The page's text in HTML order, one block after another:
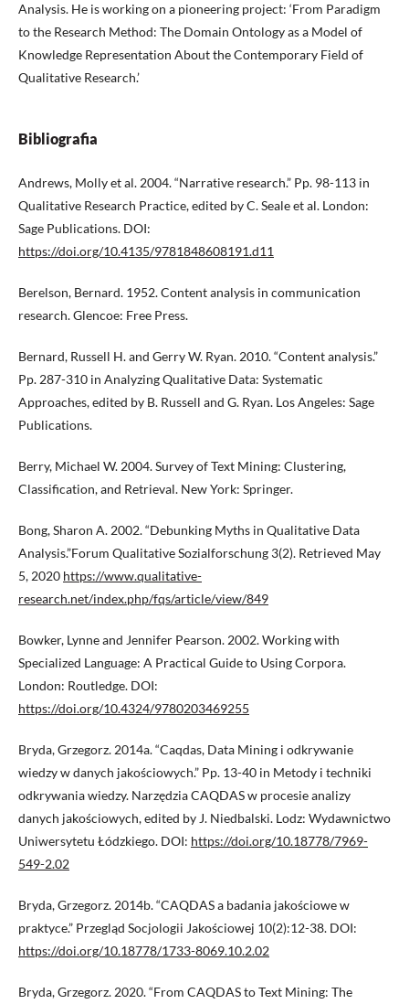
Analysis. He is working on a pioneering project: ‘From Paradigm
to the Research Method: The Domain Ontology as a Model of
Knowledge Representation About the Contemporary Field of
Qualitative Research.’
Bibliografia
Andrews, Molly et al. 2004. “Narrative research.” Pp. 98-113 in
Qualitative Research Practice, edited by C. Seale et al. London:
Sage Publications. DOI:
https://doi.org/10.4135/9781848608191.d11
Berelson, Bernard. 1952. Content analysis in communication
research. Glencoe: Free Press.
Bernard, Russell H. and Gerry W. Ryan. 2010. “Content analysis.”
Pp. 287-310 in Analyzing Qualitative Data: Systematic
Approaches, edited by B. Russell and G. Ryan. Los Angeles: Sage
Publications.
Berry, Michael W. 2004. Survey of Text Mining: Clustering,
Classification, and Retrieval. New York: Springer.
Bong, Sharon A. 2002. “Debunking Myths in Qualitative Data
Analysis.”Forum Qualitative Sozialforschung 3(2). Retrieved May
5, 2020 https://www.qualitative-
research.net/index.php/fqs/article/view/849
Bowker, Lynne and Jennifer Pearson. 2002. Working with
Specialized Language: A Practical Guide to Using Corpora.
London: Routledge. DOI:
https://doi.org/10.4324/9780203469255
Bryda, Grzegorz. 2014a. “Caqdas, Data Mining i odkrywanie
wiedzy w danych jakościowych.” Pp. 13-40 in Metody i techniki
odkrywania wiedzy. Narzędzia CAQDAS w procesie analizy
danych jakościowych, edited by J. Niedbalski. Lodz: Wydawnictwo
Uniwersytetu Łódzkiego. DOI: https://doi.org/10.18778/7969-
549-2.02
Bryda, Grzegorz. 2014b. “CAQDAS a badania jakościowe w
praktyce.” Przegląd Socjologii Jakościowej 10(2):12-38. DOI:
https://doi.org/10.18778/1733-8069.10.2.02
Bryda, Grzegorz. 2020. “From CAQDAS to Text Mining: The